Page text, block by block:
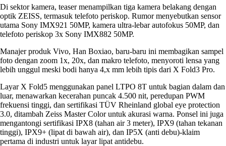
Di sektor kamera, teaser menampilkan tiga kamera belakang dengan
optik ZEISS, termasuk telefoto periskop. Rumor menyebutkan sensor
utama Sony IMX921 50MP, kamera ultra-lebar autofokus 50MP, dan
telefoto periskop 3x Sony IMX882 50MP.
Manajer produk Vivo, Han Boxiao, baru-baru ini membagikan sampel
foto dengan zoom 1x, 20x, dan makro telefoto, menyoroti lensa yang
lebih unggul meski bodi hanya 4,x mm lebih tipis dari X Fold3 Pro.
Layar X Fold5 menggunakan panel LTPO 8T untuk bagian dalam dan
luar, menawarkan kecerahan puncak 4.500 nit, peredupan PWM
frekuensi tinggi, dan sertifikasi TÜV Rheinland global eye protection
3.0, ditambah Zeiss Master Color untuk akurasi warna. Ponsel ini juga
mengantongi sertifikasi IPX8 (tahan air 3 meter), IPX9 (tahan tekanan
tinggi), IPX9+ (lipat di bawah air), dan IP5X (anti debu)-klaim
pertama di industri untuk layar lipat antidebu.